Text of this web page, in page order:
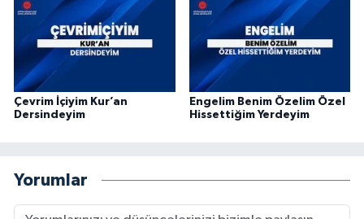
Çevrim İçiyim Kur’an
Dersindeyim
Engelim Benim Özelim Özel
Hissettiğim Yerdeyim
Yorumlar
Trabzon Müftülüğü
Tunceli Müftülüğü
Uşak Müftülüğü
Yalova Müftülüğü